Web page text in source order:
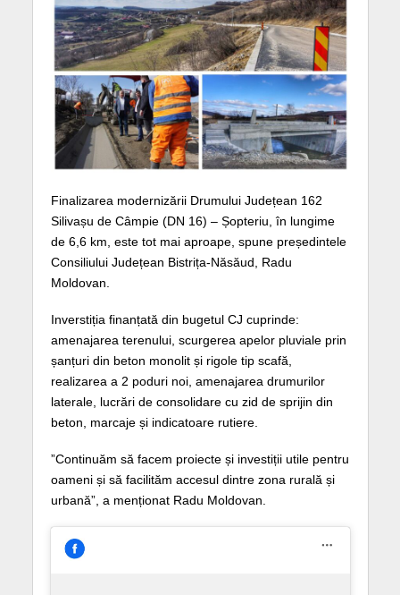
Finalizarea modernizării Drumului Județean 162
Silivașu de Câmpie (DN 16) – Șopteriu, în lungime
de 6,6 km, este tot mai aproape, spune președintele
Consiliului Județean Bistrița-Năsăud, Radu
Moldovan.
Inverstiția finanțată din bugetul CJ cuprinde:
amenajarea terenului, scurgerea apelor pluviale prin
șanțuri din beton monolit și rigole tip scafă,
realizarea a 2 poduri noi, amenajarea drumurilor
laterale, lucrări de consolidare cu zid de sprijin din
beton, marcaje și indicatoare rutiere.
”Continuăm să facem proiecte și investiții utile pentru
oameni și să facilităm accesul dintre zona rurală și
urbană”, a menționat Radu Moldovan.